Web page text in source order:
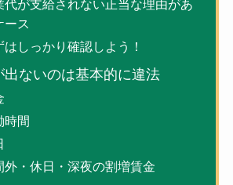
代が支給されない正当な理由があ
ース
はしっかり確認しよう！
出ないのは基本的に違法
時間
外・休日・深夜の割増賃金